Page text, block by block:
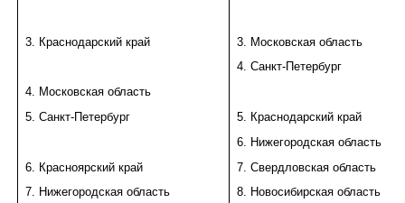
3. Краснодарский край
4. Московская область
5. Санкт-Петербург
6. Красноярский край
7. Нижегородская область
3. Московская область
4. Санкт-Петербург
5. Краснодарский край
6. Нижегородская область
7. Свердловская область
8. Новосибирская область